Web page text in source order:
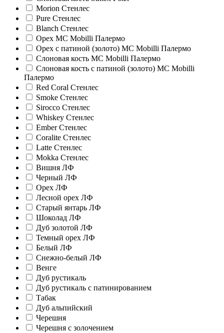
Morion Стенлес
Pure Стенлес
Blanch Стенлес
Орех MC Mobilli Палермо
Орех с патиной (золото) MC Mobilli Палермо
Слоновая кость MC Mobilli Палермо
Слоновая кость с патиной (золото) MC Mobilli
Палермо
Red Coral Стенлес
Smoke Стенлес
Sirocco Стенлес
Whiskey Стенлес
Ember Стенлес
Coralite Стенлес
Latte Стенлес
Mokka Стенлес
Вишня ЛФ
Черный ЛФ
Орех ЛФ
Лесной орех ЛФ
Старый янтарь ЛФ
Шоколад ЛФ
Дуб золотой ЛФ
Темный орех ЛФ
Белый ЛФ
Снежно-белый ЛФ
Венге
Дуб рустикаль
Дуб рустикаль с патинированием
Табак
Дуб альпийский
Черешня
Черешня с золочением